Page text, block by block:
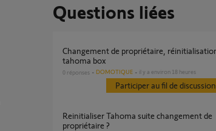
Questions liées
Changement de propriétaire, réinitialisation
tahoma box
0 réponses DOMOTIQUE il y a environ 18 heures
Participer au fil de discussion
Reinitialiser Tahoma suite changement de
propriétaire ?